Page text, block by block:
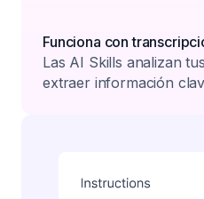
Funciona con
Las AI Skills analizan
extraer información